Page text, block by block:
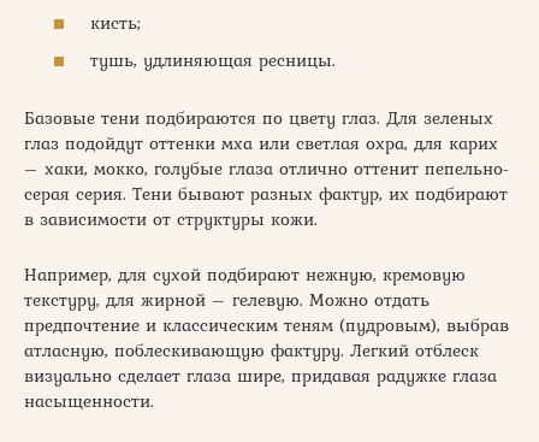
кисть;
тушь, удлиняющая ресницы.
Базовые тени подбираются по цвету глаз. Для зеленых
глаз подойдут оттенки мха или светлая охра, для карих
– хаки, мокко, голубые глаза отлично оттенит пепельно-
серая серия. Тени бывают разных фактур, их подбирают
в зависимости от структуры кожи.
Например, для сухой подбирают нежную, кремовую
текстуру, для жирной – гелевую. Можно отдать
предпочтение и классическим теням (пудровым), выбрав
атласную, поблескивающую фактуру. Легкий отблеск
визуально сделает глаза шире, придавая радужке глаза
насыщенности.